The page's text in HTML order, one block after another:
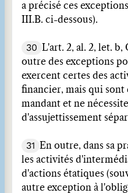
a précisé ces
III.B. ci-dessous).
30
L'art. 2, al. 2, let.
outre des exceptions
exercent certes des
financier, mais qui sont
mandant et ne
d'assujettissement
31 En outre, dans sa
les activités
d'actions étatiques
autre exception à